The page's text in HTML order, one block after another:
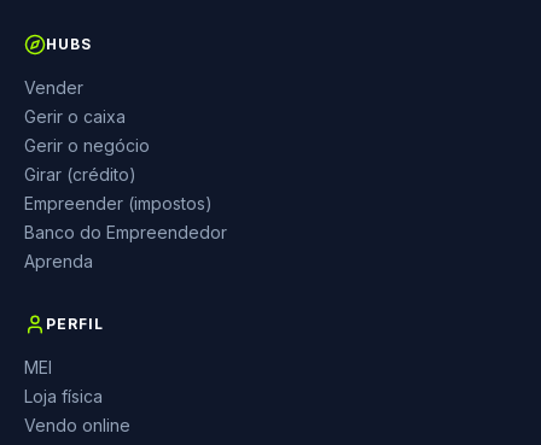
HUBS
Vender
Gerir o caixa
Gerir o negócio
Girar (crédito)
Empreender (impostos)
Banco do Empreendedor
Aprenda
PERFIL
MEI
Loja física
Vendo online